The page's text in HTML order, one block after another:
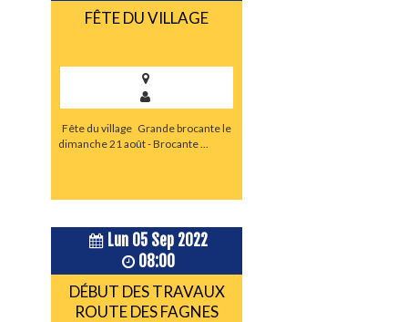
FÊTE DU VILLAGE
Fête du village Grande brocante le
dimanche 21 août - Brocante ...
Lun 05 Sep 2022
08:00
DÉBUT DES TRAVAUX
ROUTE DES FAGNES